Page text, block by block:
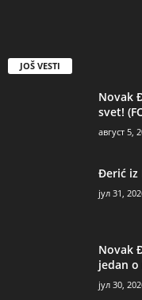
JOŠ VESTI
Novak
svet!
август 5,
Đerić iz
јул 31,
Novak
jedan o
јул 30,